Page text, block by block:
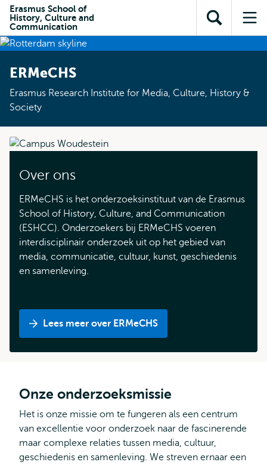
inhoud
Direct naar
subnavigatie
Erasmus School of
History, Culture and
Communication
Toon
zoekveld
ERMeCHS
Erasmus Research Institute for Media, Culture, History &
Society
Over ons
ERMeCHS is het onderzoeksinstituut van de Erasmus
School of History, Culture, and Communication
(ESHCC). Onderzoekers bij ERMeCHS voeren
interdisciplinair onderzoek uit op het gebied van
media, communicatie, cultuur, kunst, geschiedenis
en samenleving.
Lees meer over ERMeCHS
Onze onderzoeksmissie
Het is onze missie om te fungeren als een centrum
van excellentie voor onderzoek naar de fascinerende
maar complexe relaties tussen media, cultuur,
geschiedenis en samenleving. We streven ernaar een